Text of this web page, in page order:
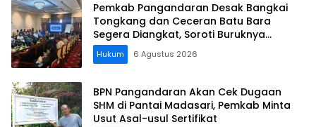
Pemkab Pangandaran Desak Bangkai
Tongkang dan Ceceran Batu Bara
Segera Diangkat, Soroti Buruknya
Koordinasi Perusahaan
Hukum 6 Agustus 2026
BPN Pangandaran Akan Cek Dugaan
SHM di Pantai Madasari, Pemkab Minta
Usut Asal-usul Sertifikat